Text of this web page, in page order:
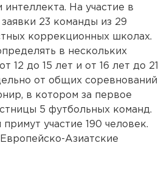
На участие в
23 команды из 29
коррекционных школах.
в нескольких
12 до 15 лет и от 16 лет до 21
от общих соревнований
в котором за первое
5 футбольных команд.
участие 190 человек.
Азиатские